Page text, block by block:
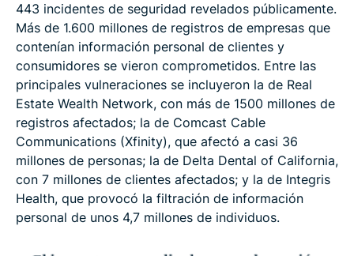
443 incidentes de seguridad revelados públicamente.
Más de 1.600 millones de registros de empresas que
contenían información personal de clientes y
consumidores se vieron comprometidos. Entre las
principales vulneraciones se incluyeron la de Real
Estate Wealth Network, con más de 1500 millones de
registros afectados; la de Comcast Cable
Communications (Xfinity), que afectó a casi 36
millones de personas; la de Delta Dental of California,
con 7 millones de clientes afectados; y la de Integris
Health, que provocó la filtración de información
personal de unos 4,7 millones de individuos.